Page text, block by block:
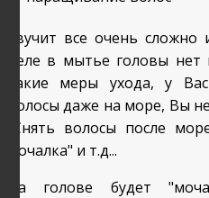
Звучит все очень
деле в мытье головы нет
такие меры ухода, у
волосы даже на море, Вы
"Снять волосы после
мочалка" и т.д...
На голове будет